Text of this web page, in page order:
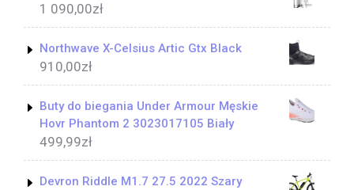
1 090,00zł
Northwave X-Celsius Artic Gtx Black
910,00zł
Buty do biegania Under Armour Męskie
Hovr Phantom 2 3023017105 Biały
499,99zł
Devron Riddle M1.7 27.5 2022 Szary